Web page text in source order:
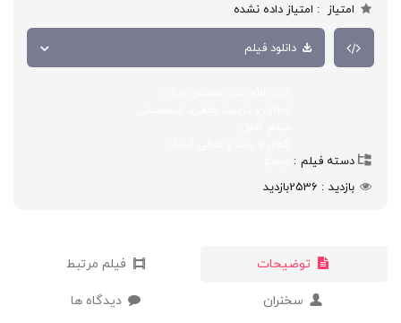
امتیاز
امتیاز داده نشده
دانلود فیلم
دسته فیلم
بازدید
2536بازدید
توضیحات فیلم مرتبط
سخنران دیدگاه ها